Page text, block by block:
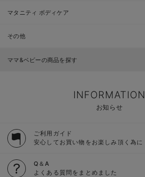
マタニティ ボディケア
その他
ママ&ベビーの商品を探す
INFORMATION
お知らせ
ご利用ガイド
安心してお買い物をお楽しみ頂く為に
Q＆A
よくある質問をまとめました